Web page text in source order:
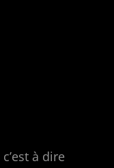
c’est à dire